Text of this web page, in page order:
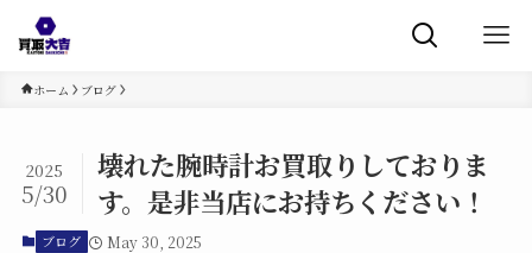
ホーム ブログ
壊れた腕時計お買取りしておりま
す。是非当店にお持ちください！
2025
5/30
ブログ May 30, 2025